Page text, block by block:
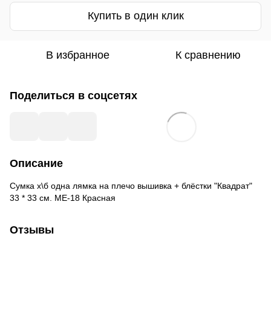
Купить в один клик
В избранное К сравнению
Поделиться в соцсетях
Описание
Сумка х\б одна лямка на плечо вышивка + блёстки "Квадрат"
33 * 33 см. ME-18 Красная
Отзывы